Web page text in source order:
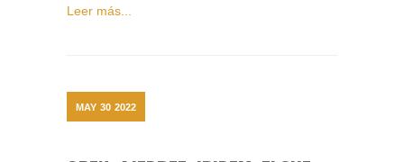
Leer más...
MAY 30 2022